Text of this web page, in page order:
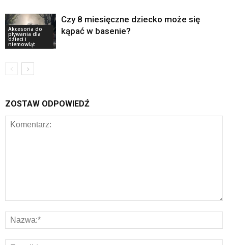
Akcesoria do
pływania dla
dzieci i
niemowląt
Czy 8 miesięczne dziecko może się
kąpać w basenie?
ZOSTAW ODPOWIEDŹ